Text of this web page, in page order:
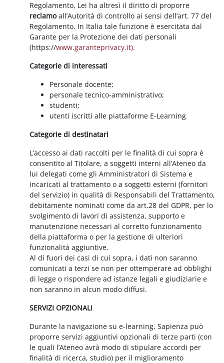
Regolamento, Lei ha altresì il diritto di proporre
reclamoall’Autorità di controllo ai sensi dell’art. 77 del
Regolamento. In Italia tale funzione è esercitata dal
Garante per la Protezione dei dati personali
(https://www.garanteprivacy.it).
Categorie di interessati
Personale docente;
personale tecnico-amministrativo;
studenti;
utenti iscritti alle piattaforme E-Learning
Categorie di destinatari
L’accesso ai dati raccolti per le finalità di cui sopra è
consentito al Titolare, a soggetti interni all’Ateneo da
lui delegati come gli Amministratori di Sistema e
incaricati al trattamento o a soggetti esterni (fornitori
del servizio) in qualità di Responsabili del Trattamento,
debitamente nominati come da art.28 del GDPR, per lo
svolgimento di lavori di assistenza, supporto e
manutenzione necessari al corretto funzionamento
della piattaforma o per la gestione di ulteriori
funzionalità aggiuntive.
Al di fuori dei casi di cui sopra, i dati non saranno
comunicati a terzi se non per ottemperare ad obblighi
di legge o rispondere ad istanze legali e giudiziarie e
non saranno in alcun modo diffusi.
SERVIZI OPZIONALI
Durante la navigazione su e-learning, Sapienza può
proporre servizi aggiuntivi opzionali di terze parti (con
le quali l’Ateneo avrà modo di stipulare accordi per
finalità di ricerca, studio) per il miglioramento